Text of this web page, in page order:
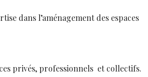
dans l’aménagement des espaces
privés, professionnels et collectifs.